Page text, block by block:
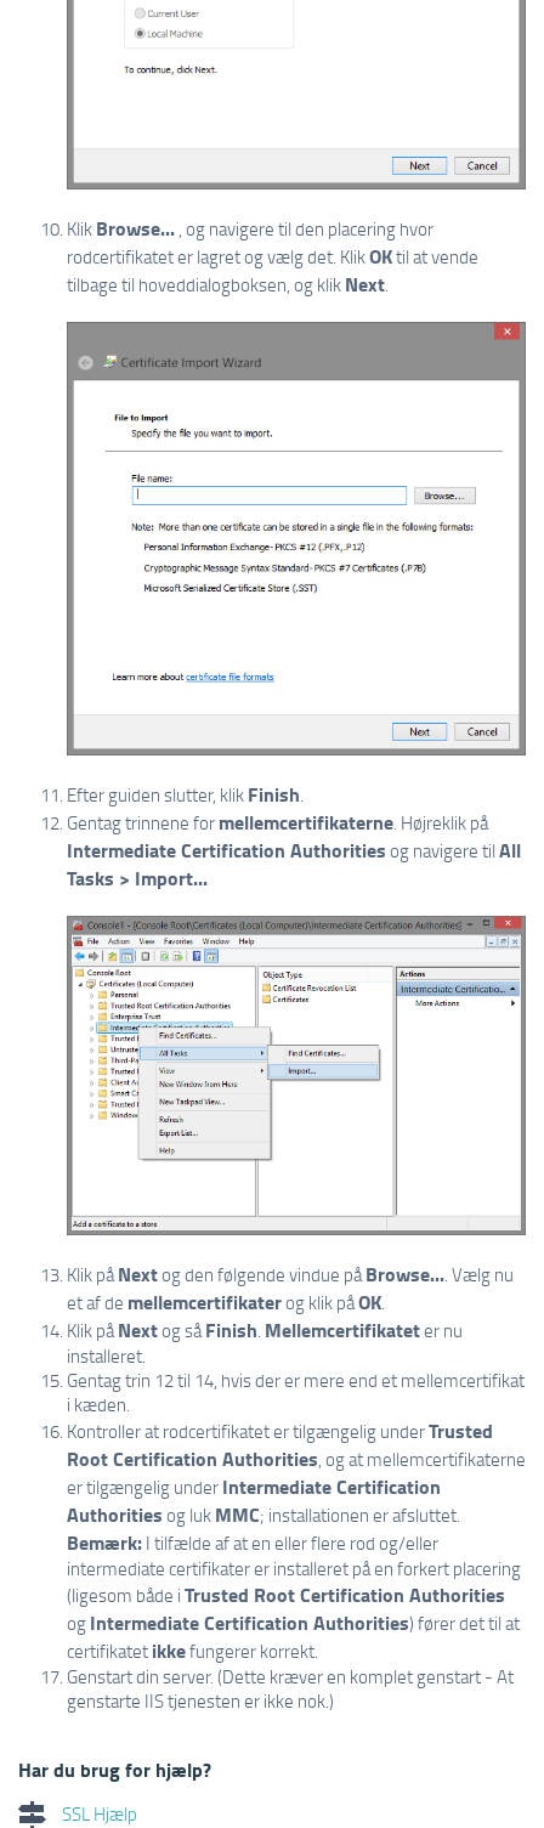
Klik Browse... , og navigere til den placering hvor
rodcertifikatet er lagret og vælg det. KlikOKtil at vende
tilbage til hoveddialogboksen, og klik Next
Efter guiden slutter, klik Finish
Gentag trinnene for mellemcertifikaterne . Højreklik på
Intermediate Certification Authorities og navigere til All
Tasks > Import...
Klik på Nextog den følgende vindue på Browse... . Vælg nu
et af de mellemcertifikaterog klik påOK
Klik på Nextog så Finish Mellemcertifikateter nu
installeret.
Gentag trin 12 til 14, hvis der er mere end et mellemcertifikat
i kæden.
Kontroller at rodcertifikatet er tilgængelig underTrusted
Root Certification Authorities , og at mellemcertifikaterne
er tilgængelig under Intermediate Certification
Authorities og luk MMC; installationen er afsluttet.
Bemærk: I tilfælde af at en eller flere rod og/eller
intermediate certifikater er installeret på en forkert placering
(ligesom både i Trusted Root Certification Authorities
og Intermediate Certification Authorities) fører det til at
certifikatet ikkefungerer korrekt.
Genstart din server. (Dette kræver en komplet genstart - At
genstarte IIS tjenesten er ikke nok.)
Har du brug for hjælp?
SSL Hjælp